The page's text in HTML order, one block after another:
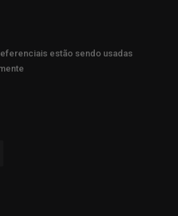
estão sendo usadas